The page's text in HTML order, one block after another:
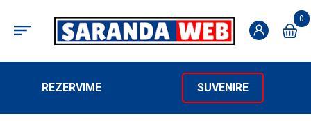
0
REZERVIME SUVENIRE